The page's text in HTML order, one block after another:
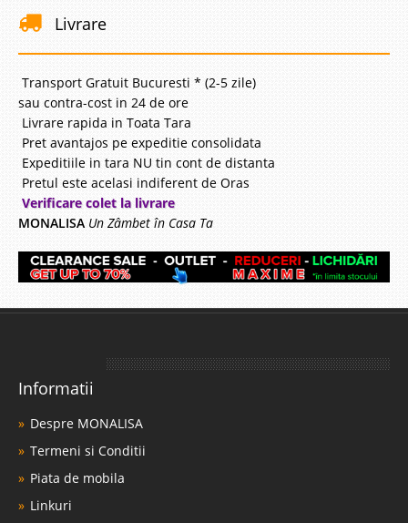
Livrare
Transport Gratuit Bucuresti * (2-5 zile)
sau contra-cost in 24 de ore
Livrare rapida in Toata Tara
Pret avantajos pe expeditie consolidata
Expeditiile in tara NU tin cont de distanta
Pretul este acelasi indiferent de Oras
Verificare colet la livrare
MONALISA Un Zâmbet în Casa Ta
Informatii
Despre MONALISA
Termeni si Conditii
Piata de mobila
Linkuri